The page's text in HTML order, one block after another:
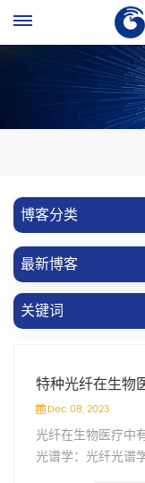
博客分类
最新博客
关键词
特种光纤在生物
Dec 08, 2023
光纤在生物医疗中
光谱学：光纤光谱